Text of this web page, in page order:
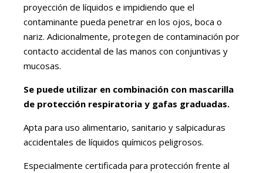
proyección de líquidos e impidiendo que el
contaminante pueda penetrar en los ojos, boca o
nariz. Adicionalmente, protegen de contaminación por
contacto accidental de las manos con conjuntivas y
mucosas.
Se puede utilizar en combinación con mascarilla
de protección respiratoria y gafas graduadas.
Apta para uso alimentario, sanitario y salpicaduras
accidentales de líquidos químicos peligrosos.
Especialmente certificada para protección frente al